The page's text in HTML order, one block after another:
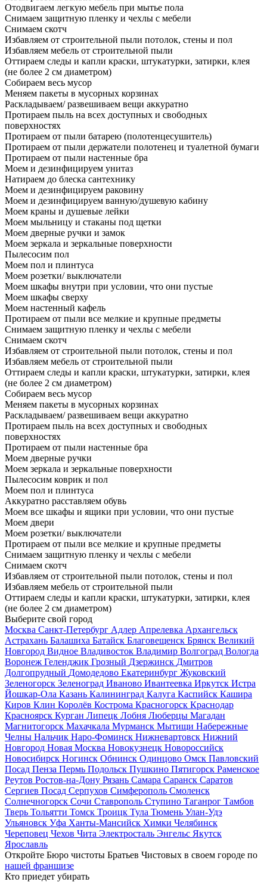
Отодвигаем легкую мебель при мытье пола
Снимаем защитную пленку и чехлы с мебели
Снимаем скотч
Избавляем от строительной пыли потолок, стены и пол
Избавляем мебель от строительной пыли
Оттираем следы и капли краски, штукатурки, затирки, клея
(не более 2 см диаметром)
Собираем весь мусор
Меняем пакеты в мусорных корзинах
Раскладываем/ развешиваем вещи аккуратно
Протираем пыль на всех доступных и свободных
поверхностях
Протираем от пыли батарею (полотенцесушитель)
Протираем от пыли держатели полотенец и туалетной бумаги
Протираем от пыли настенные бра
Моем и дезинфицируем унитаз
Натираем до блеска сантехнику
Моем и дезинфицируем раковину
Моем и дезинфицируем ванную/душевую кабину
Моем краны и душевые лейки
Моем мыльницу и стаканы под щетки
Моем дверные ручки и замок
Моем зеркала и зеркальные поверхности
Пылесосим пол
Моем пол и плинтуса
Моем розетки/ выключатели
Моем шкафы внутри при условии, что они пустые
Моем шкафы сверху
Моем настенный кафель
Протираем от пыли все мелкие и крупные предметы
Снимаем защитную пленку и чехлы с мебели
Снимаем скотч
Избавляем от строительной пыли потолок, стены и пол
Избавляем мебель от строительной пыли
Оттираем следы и капли краски, штукатурки, затирки, клея
(не более 2 см диаметром)
Собираем весь мусор
Меняем пакеты в мусорных корзинах
Раскладываем/ развешиваем вещи аккуратно
Протираем пыль на всех доступных и свободных
поверхностях
Протираем от пыли настенные бра
Моем дверные ручки
Моем зеркала и зеркальные поверхности
Пылесосим коврик и пол
Моем пол и плинтуса
Аккуратно расставляем обувь
Моем все шкафы и ящики при условии, что они пустые
Моем двери
Моем розетки/ выключатели
Протираем от пыли все мелкие и крупные предметы
Снимаем защитную пленку и чехлы с мебели
Снимаем скотч
Избавляем от строительной пыли потолок, стены и пол
Избавляем мебель от строительной пыли
Оттираем следы и капли краски, штукатурки, затирки, клея
(не более 2 см диаметром)
Выберите свой город
Москва Санкт-Петербург Адлер Апрелевка Архангельск
Астрахань Балашиха Батайск Благовещенск Брянск Великий
Новгород Видное Владивосток Владимир Волгоград Вологда
Воронеж Геленджик Грозный Дзержинск Дмитров
Долгопрудный Домодедово Екатеринбург Жуковский
Зеленогорск Зеленоград Иваново Ивантеевка Иркутск Истра
Йошкар-Ола Казань Калининград Калуга Каспийск Кашира
Киров Клин Королёв Кострома Красногорск Краснодар
Красноярск Курган Липецк Лобня Люберцы Магадан
Магнитогорск Махачкала Мурманск Мытищи Набережные
Челны Нальчик Наро-Фоминск Нижневартовск Нижний
Новгород Новая Москва Новокузнецк Новороссийск
Новосибирск Ногинск Обнинск Одинцово Омск Павловский
Посад Пенза Пермь Подольск Пушкино Пятигорск Раменское
Реутов Ростов-на-Дону Рязань Самара Саранск Саратов
Сергиев Посад Серпухов Симферополь Смоленск
Солнечногорск Сочи Ставрополь Ступино Таганрог Тамбов
Тверь Тольятти Томск Троицк Тула Тюмень Улан-Удэ
Ульяновск Уфа Ханты-Мансийск Химки Челябинск
Череповец Чехов Чита Электросталь Энгельс Якутск
Ярославль
Откройте Бюро чистоты Братьев Чистовых в своем городе по
нашей франшизе
Кто приедет убирать